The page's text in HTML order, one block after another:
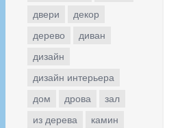
двери
декор
дерево
диван
дизайн
дизайн интерьера
дом
дрова
зал
из дерева
камин